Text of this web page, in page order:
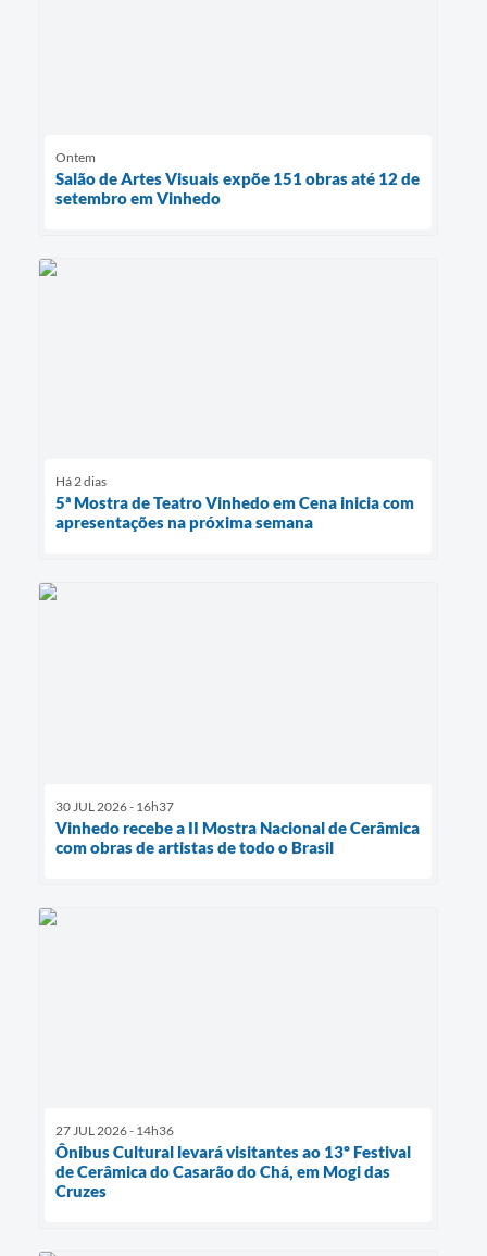
Ontem
Salão de Artes Visuais expõe 151 obras até 12 de
setembro em Vinhedo
Há 2 dias
5ª Mostra de Teatro Vinhedo em Cena inicia com
apresentações na próxima semana
30 JUL 2026 - 16h37
Vinhedo recebe a II Mostra Nacional de Cerâmica
com obras de artistas de todo o Brasil
27 JUL 2026 - 14h36
Ônibus Cultural levará visitantes ao 13º Festival
de Cerâmica do Casarão do Chá, em Mogi das
Cruzes